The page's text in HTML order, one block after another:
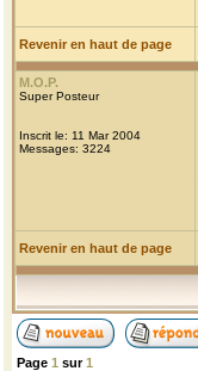
Revenir en haut de page
M.O.P.
Super Posteur
Inscrit le: 11 Mar 2004
Messages: 3224
Revenir en haut de page
Page 1 sur1